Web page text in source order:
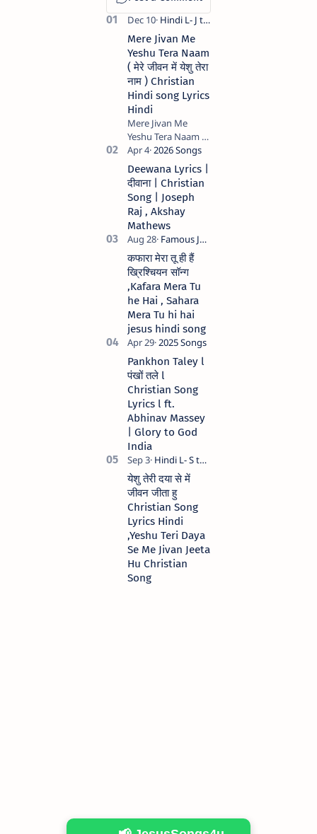
Mere Jivan Me
Yeshu Tera Naam
( मेरे जीवन में येशु तेरा
नाम ) Christian
Hindi song Lyrics
Hindi
Mere Jivan Me
Yeshu Tera Naam (
मेरे जीवन में येशु तेरा नाम )
Christian Hindi
song Lyrics Hindi
Anil Kant …
Deewana Lyrics |
दीवाना | Christian
Song | Joseph
Raj , Akshay
Mathews
कफारा मेरा तू ही हैं
ख्रिश्चियन सॉन्ग
,Kafara Mera Tu
he Hai , Sahara
Mera Tu hi hai
jesus hindi song
Pankhon Taley l
पंखों तले l
Christian Song
Lyrics l ft.
Abhinav Massey
| Glory to God
India
येशु तेरी दया से में
जीवन जीता हु
Christian Song
Lyrics Hindi
,Yeshu Teri Daya
Se Me Jivan Jeeta
Hu Christian
Song